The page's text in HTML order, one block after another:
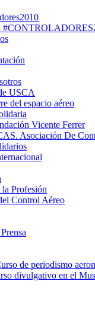
USCA
del espacio aéreo
Vicente Ferrer
Asociación De
la Profesión
Control Aéreo
de periodismo
divulgativo en el